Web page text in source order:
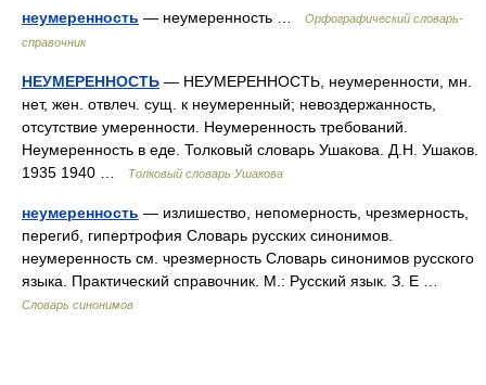
неумеренность — неумеренность …
Орфографический словарь-
справочник
НЕУМЕРЕННОСТЬ — НЕУМЕРЕННОСТЬ, неумеренности, мн.
нет, жен. отвлеч. сущ. к неумеренный; невоздержанность,
отсутствие умеренности. Неумеренность требований.
Неумеренность в еде. Толковый словарь Ушакова. Д.Н. Ушаков.
1935 1940 …
Толковый словарь Ушакова
неумеренность — излишество, непомерность, чрезмерность,
перегиб, гипертрофия Словарь русских синонимов.
неумеренность см. чрезмерность Словарь синонимов русского
языка. Практический справочник. М.: Русский язык. З. Е …
Словарь синонимов